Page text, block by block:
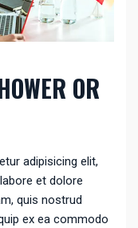
OR
adipisicing elit,
et dolore
quis nostrud
ex ea commodo